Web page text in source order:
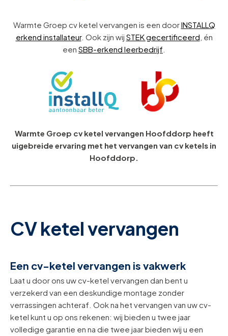
Warmte Groep cv ketel vervangen is een doorINSTALLQ
erkend installateur. Ook zijn wij STEK gecertificeerd , én
een SBB-erkend leerbedrijf
Warmte Groep cv ketel vervangen Hoofddorp heeft
uigebreide ervaring met het vervangen van cv ketels in
Hoofddorp.
CV ketel vervangen
Een cv-ketel vervangen is vakwerk
Laat u door ons uw cv-ketel vervangen dan bent u
verzekerd van een deskundige montage zonder
verrassingen achteraf. Ook na het vervangen van uw cv-
ketel kunt u op ons rekenen: wij bieden u twee jaar
volledige garantie en na die twee jaar bieden wij u een